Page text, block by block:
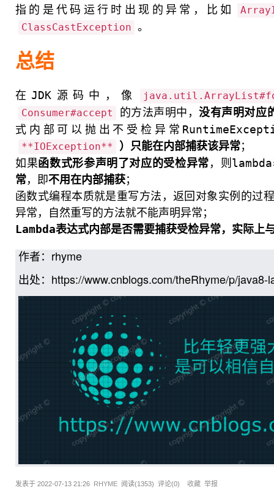
指的是代码运行时出现的异常，比如
ClassCastException 。
总结
在JDK源码中，像
Consumer#accept
的方法声明中，没有声明对应
式内部可以抛出不受检异常
**IOException** ）只能在内部捕获该异常；
如果函数式形参声明了对应的受检异常，则
常，即不用在内部捕获；
函数式编程本质就是重写方法，返回对象实例的过
异常，自然重写的方法就不能声明异常；
Lambda表达式内部是否需要捕获受检异常，实际上
作者： rhyme
出处： https://www.cnblogs.com/theRhyme/p/
发表于 2022-07-13 21:26 RHYME 阅读(1353) 评论(0) 收藏 举报